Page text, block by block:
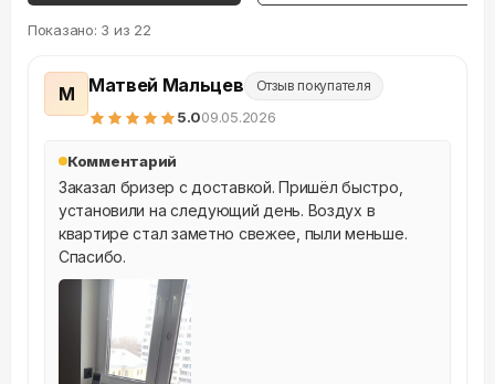
Показано: 3 из 22
М Матвей Мальцев Отзыв покупателя
5.009.05.2026
Комментарий
Заказал бризер с доставкой. Пришёл быстро,
установили на следующий день. Воздух в
квартире стал заметно свежее, пыли меньше.
Спасибо.